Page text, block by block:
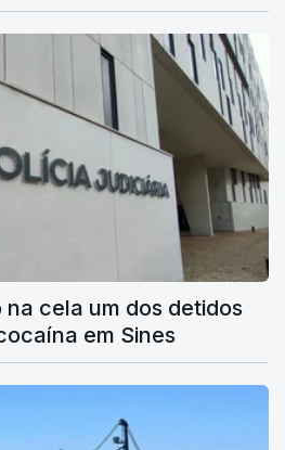
cela um dos detidos
em Sines